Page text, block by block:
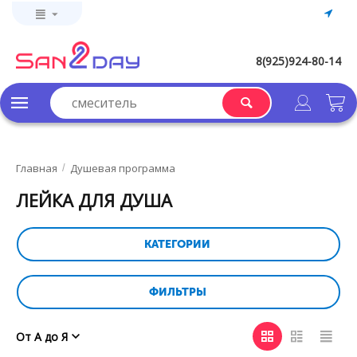
8(925)924-80-14
Главная / Душевая программа
ЛЕЙКА ДЛЯ ДУША
КАТЕГОРИИ
ФИЛЬТРЫ
От А до Я